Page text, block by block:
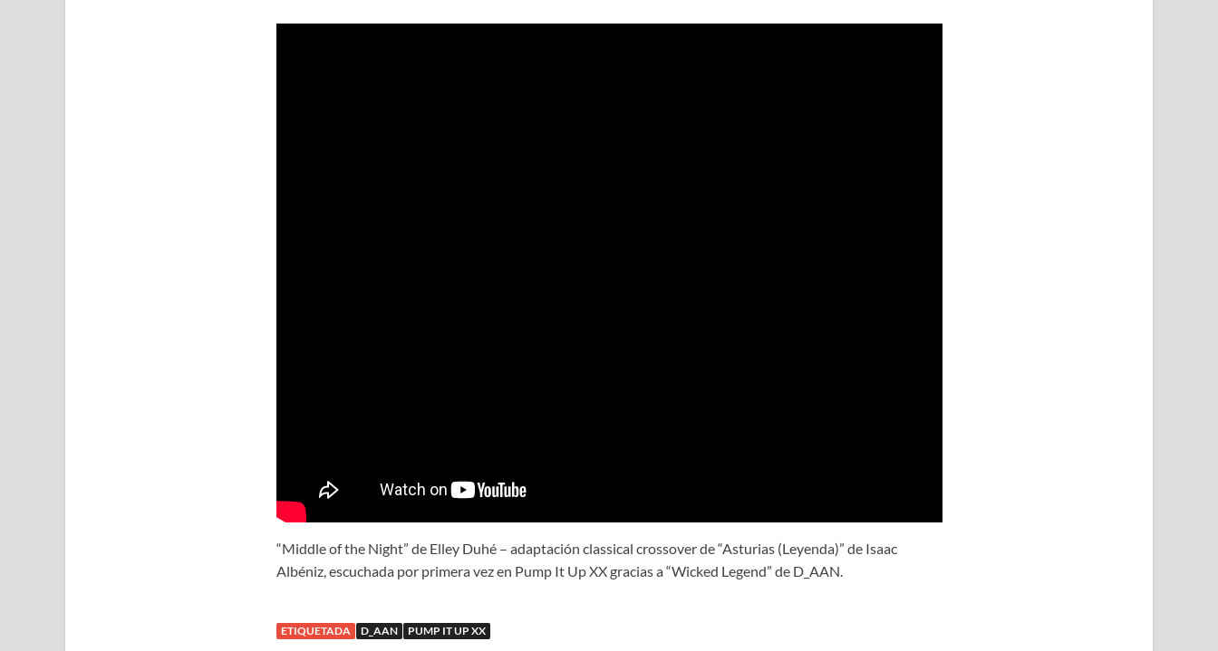
“Middle of the Night” de Elley Duhé – adaptación classical crossover de “Asturias (Leyenda)” de Isaac
Albéniz, escuchada por primera vez en Pump It Up XX gracias a “Wicked Legend” de D_AAN.
ETIQUETADA D_AAN PUMP IT UP XX